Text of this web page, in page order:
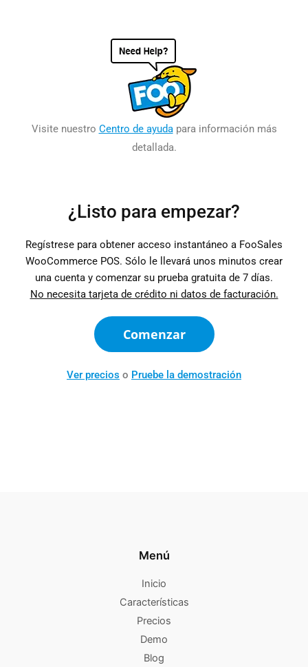
Visite nuestro Centro de ayudapara información más
detallada.
¿Listo para empezar?
Regístrese para obtener acceso instantáneo a FooSales
WooCommerce POS. Sólo le llevará unos minutos crear
una cuenta y comenzar su prueba gratuita de 7 días.
No necesita tarjeta de crédito ni datos de facturación.
Comenzar
Ver precios o Pruebe la demostración
Menú
Inicio
Características
Precios
Demo
Blog